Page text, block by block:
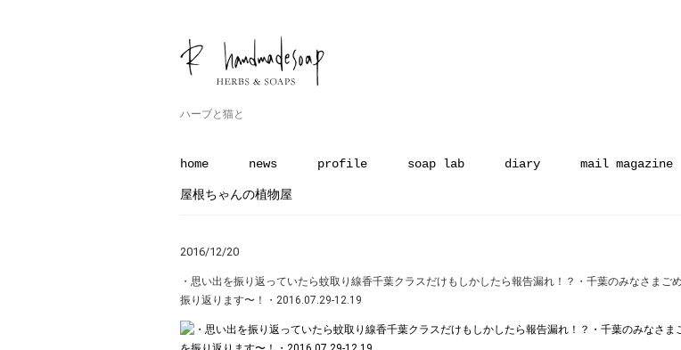
ハーブと猫と
home news profile soap lab diary mail magazine
屋根ちゃんの植物屋
2016/12/20
・思い出を振り返っていたら蚊取り線香千葉クラスだけもしかしたら報告漏れ！？・千葉のみなさまご
振り返ります〜！・2016.07.29-12.19